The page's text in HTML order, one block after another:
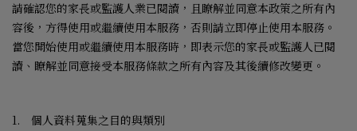
請確認您的家長或監護人業已閱讀，且瞭解並同意本政策之所有內
容後，方得使用或繼續使用本服務，否則請立即停止使用本服務。
當您開始使用或繼續使用本服務時，即表示您的家長或監護人已閱
讀、瞭解並同意接受本服務條款之所有內容及其後續修改變更。
1.
個人資料蒐集之目的與類別